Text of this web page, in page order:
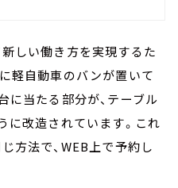
しい働き方を実現するた
軽自動車のバンが置いて
に当たる部分が、テーブル
に改造されています。これ
方法で、WEB上で予約し